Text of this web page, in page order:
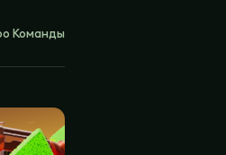
Команды